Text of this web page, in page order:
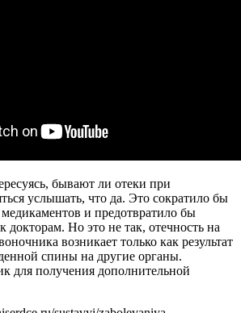
бывают ли отеки при
услышать, что да. Это сократило бы
и предотвратило бы
докторам. Но это не так, отечность на
возникает только как результат
спины на другие органы.
для получения дополнительной